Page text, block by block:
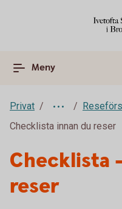
Meny
Privat
Checklista innan du reser
Checklista
reser